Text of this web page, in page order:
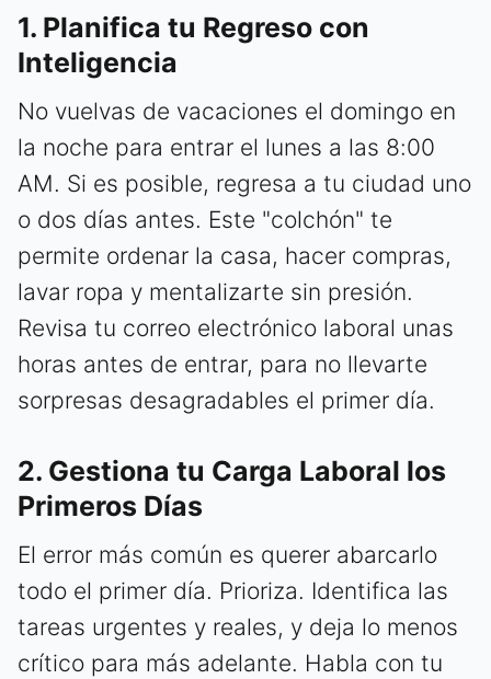
1. Planifica tu Regreso con
Inteligencia
No vuelvas de vacaciones el domingo en
la noche para entrar el lunes a las 8:00
AM. Si es posible, regresa a tu ciudad uno
o dos días antes. Este "colchón" te
permite ordenar la casa, hacer compras,
lavar ropa y mentalizarte sin presión.
Revisa tu correo electrónico laboral unas
horas antes de entrar, para no llevarte
sorpresas desagradables el primer día.
2. Gestiona tu Carga Laboral los
Primeros Días
El error más común es querer abarcarlo
todo el primer día. Prioriza. Identifica las
tareas urgentes y reales, y deja lo menos
crítico para más adelante. Habla con tu